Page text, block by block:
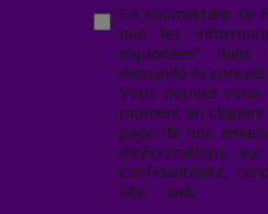
En soumettant ce
que les
exploitées*
demande de contact.
Vous pouvez
moment en
page de nos
d'informations
confidentialité,
site web